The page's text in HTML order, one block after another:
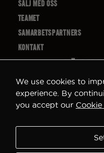
SÄLJ MED OSS
TEAMET
SAMARBETSPARTNERS
KONTAKT
STOCKHOLM
SÖDERMALM
We use cookies to
experience. By
you accept our